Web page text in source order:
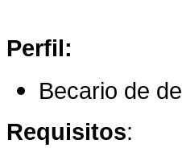
Perfil:
Becario de
Requisitos: